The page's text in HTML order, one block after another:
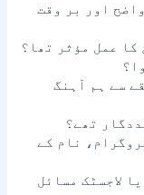
اور بر وقت
کا عمل مؤثر تھا؟
سے ہم آہنگ
تھے؟
نام کے
لاجسٹک مسائل